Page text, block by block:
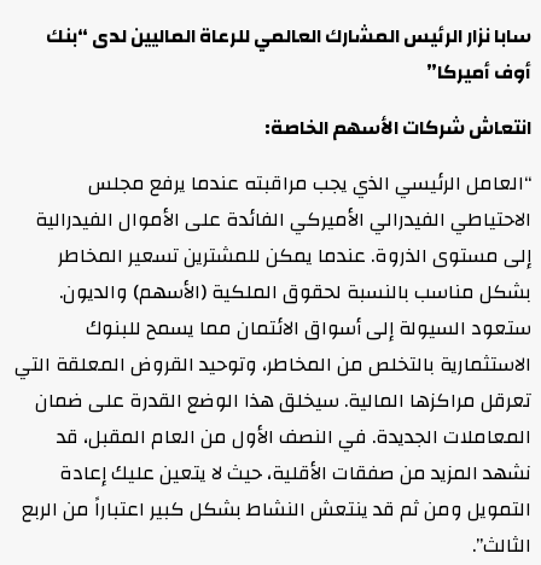
سابا نزار الرئيس المشارك العالمي للرعاة الماليين لدى “بنك
أوف أميركا”
انتعاش شركات الأسهم الخاصة:
“العامل الرئيسي الذي يجب مراقبته عندما يرفع مجلس
الاحتياطي الفيدرالي الأميركي الفائدة على الأموال الفيدرالية
إلى مستوى الذروة. عندما يمكن للمشترين تسعير المخاطر
بشكل مناسب بالنسبة لحقوق الملكية (الأسهم) والديون.
ستعود السيولة إلى أسواق الائتمان مما يسمح للبنوك
الاستثمارية بالتخلص من المخاطر، وتوحيد القروض المعلقة التي
تعرقل مراكزها المالية. سيخلق هذا الوضع القدرة على ضمان
المعاملات الجديدة. في النصف الأول من العام المقبل، قد
نشهد المزيد من صفقات الأقلية، حيث لا يتعين عليك إعادة
التمويل ومن ثم قد ينتعش النشاط بشكل كبير اعتباراً من الربع
الثالث”.